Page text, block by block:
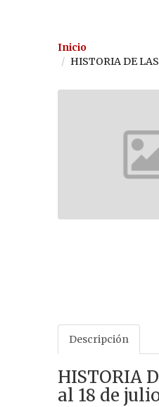
Inicio
HISTORIA DE
Descripción
HISTORIA
al 18 de